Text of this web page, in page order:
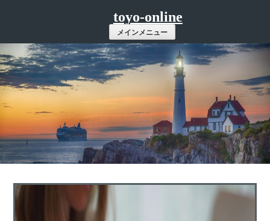
ツ
へ
ス
キ
ッ
プ
toyo-online
メインメニュー